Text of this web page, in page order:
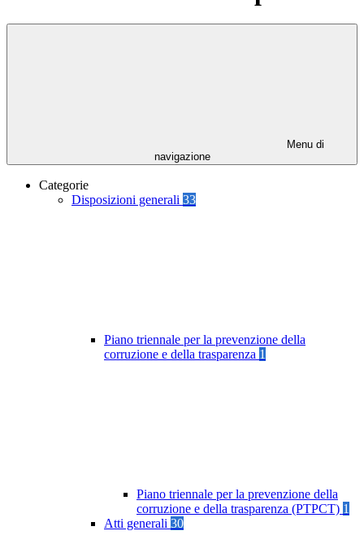
Menu di
navigazione
Categorie
Disposizioni generali 33
Piano triennale per la prevenzione della
corruzione e della trasparenza 1
Piano triennale per la prevenzione della
corruzione e della trasparenza (PTPCT) 1
Atti generali 30